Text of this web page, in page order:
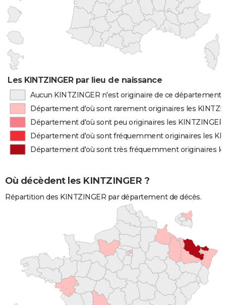
Les KINTZINGER par lieu de naissance
Aucun KINTZINGER n'est originaire de ce département
Département d'où sont rarement originaires les
Département d'où sont peu originaires les KINTZINGER
Département d'où sont fréquemment originaires les
Département d'où sont très fréquemment originaires
Où décèdent les KINTZINGER ?
Répartition des KINTZINGER par département de décès.